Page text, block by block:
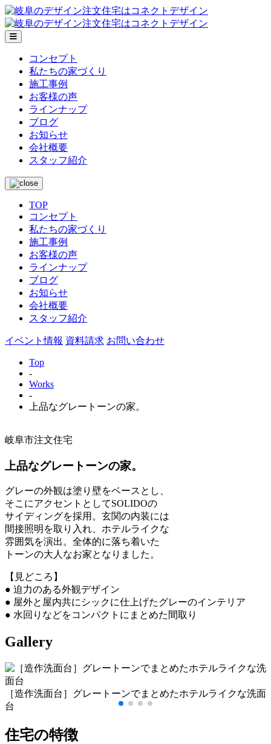
メ
ニ
コンセプト
私たちの家づくり
施工事例
お客様の声
ラインナップ
ブログ
お知らせ
会社概要
スタッフ紹介
TOP
コンセプト
私たちの家づくり
施工事例
お客様の声
ラインナップ
ブログ
お知らせ
会社概要
スタッフ紹介
イベント情報 資料請求 お問い合わせ
Top
-
Works
-
上品なグレートーンの家。
岐阜市注文住宅
上品なグレートーンの家。
グレーの外観は塗り壁をベースとし、
そこにアクセントとしてSOLIDOの
サイディングを採用。玄関の内装には
間接照明を取り入れ、ホテルライクな
雰囲気を演出。全体的に落ち着いた
トーンの大人なお家となりました。
【見どころ】
● 迫力のある外観デザイン
● 屋外と屋内共にシックに仕上げたグレーのインテリア
● 水回りなどをコンパクトにまとめた間取り
Gallery
［造作洗面台］グレートーンでまとめたホテルライクな洗面
台
住宅の特徴